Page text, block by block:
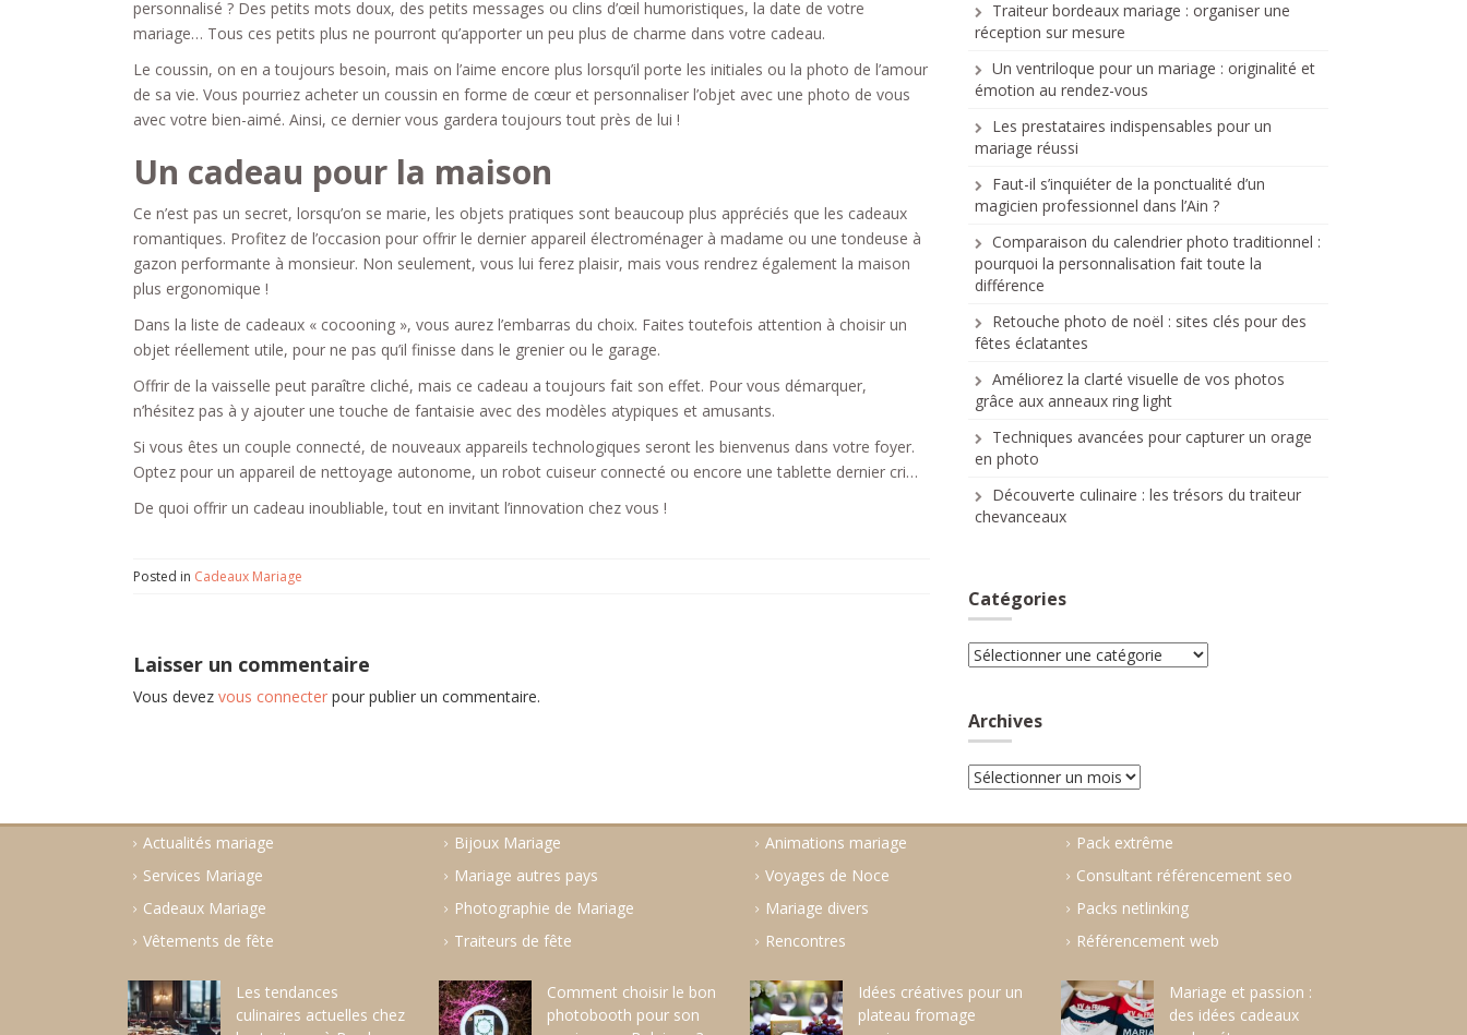
personnalisé ? Des petits mots doux, des petits messages ou clins d’œil humoristiques, la date de votre
mariage… Tous ces petits plus ne pourront qu’apporter un peu plus de charme dans votre cadeau.
Le coussin, on en a toujours besoin, mais on l’aime encore plus lorsqu’il porte les initiales ou la photo de l’amour
de sa vie. Vous pourriez acheter un coussin en forme de cœur et personnaliser l’objet avec une photo de vous
avec votre bien-aimé. Ainsi, ce dernier vous gardera toujours tout près de lui !
Un cadeau pour la maison
Ce n’est pas un secret, lorsqu’on se marie, les objets pratiques sont beaucoup plus appréciés que les cadeaux
romantiques. Profitez de l’occasion pour offrir le dernier appareil électroménager à madame ou une tondeuse à
gazon performante à monsieur. Non seulement, vous lui ferez plaisir, mais vous rendrez également la maison
plus ergonomique !
Dans la liste de cadeaux « cocooning », vous aurez l’embarras du choix. Faites toutefois attention à choisir un
objet réellement utile, pour ne pas qu’il finisse dans le grenier ou le garage.
Offrir de la vaisselle peut paraître cliché, mais ce cadeau a toujours fait son effet. Pour vous démarquer,
n’hésitez pas à y ajouter une touche de fantaisie avec des modèles atypiques et amusants.
Si vous êtes un couple connecté, de nouveaux appareils technologiques seront les bienvenus dans votre foyer.
Optez pour un appareil de nettoyage autonome, un robot cuiseur connecté ou encore une tablette dernier cri…
De quoi offrir un cadeau inoubliable, tout en invitant l’innovation chez vous !
Posted in Cadeaux Mariage
Laisser un commentaire
Vous devez vous connecter pour publier un commentaire.
Traiteur bordeaux mariage : organiser une
réception sur mesure
Un ventriloque pour un mariage : originalité et
émotion au rendez-vous
Les prestataires indispensables pour un
mariage réussi
Faut-il s’inquiéter de la ponctualité d’un
magicien professionnel dans l’Ain ?
Comparaison du calendrier photo traditionnel :
pourquoi la personnalisation fait toute la
différence
Retouche photo de noël : sites clés pour des
fêtes éclatantes
Améliorez la clarté visuelle de vos photos
grâce aux anneaux ring light
Techniques avancées pour capturer un orage
en photo
Découverte culinaire : les trésors du traiteur
chevanceaux
Catégories
Catégories
Archives
Archives
Actualités mariage
Services Mariage
Cadeaux Mariage
Vêtements de fête
Les tendances
culinaires actuelles chez
Bijoux Mariage
Mariage autres pays
Photographie de Mariage
Traiteurs de fête
Comment choisir le bon
photobooth pour son
Animations mariage
Voyages de Noce
Mariage divers
Rencontres
Idées créatives pour un
plateau fromage
Pack extrême
Consultant référencement seo
Packs netlinking
Référencement web
Mariage et passion :
des idées cadeaux